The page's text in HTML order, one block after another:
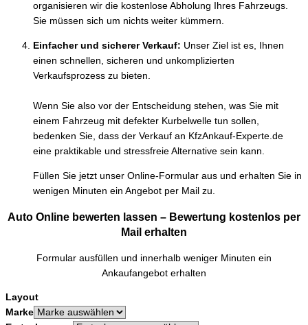
organisieren wir die kostenlose Abholung Ihres Fahrzeugs.
Sie müssen sich um nichts weiter kümmern.
Einfacher und sicherer Verkauf: Unser Ziel ist es, Ihnen
einen schnellen, sicheren und unkomplizierten
Verkaufsprozess zu bieten.
Wenn Sie also vor der Entscheidung stehen, was Sie mit
einem Fahrzeug mit defekter Kurbelwelle tun sollen,
bedenken Sie, dass der Verkauf an KfzAnkauf-Experte.de
eine praktikable und stressfreie Alternative sein kann.
Füllen Sie jetzt unser Online-Formular aus und erhalten Sie in
wenigen Minuten ein Angebot per Mail zu.
Auto Online bewerten lassen – Bewertung kostenlos per
Mail erhalten
Formular ausfüllen und innerhalb weniger Minuten ein
Ankaufangebot erhalten
Layout
Marke